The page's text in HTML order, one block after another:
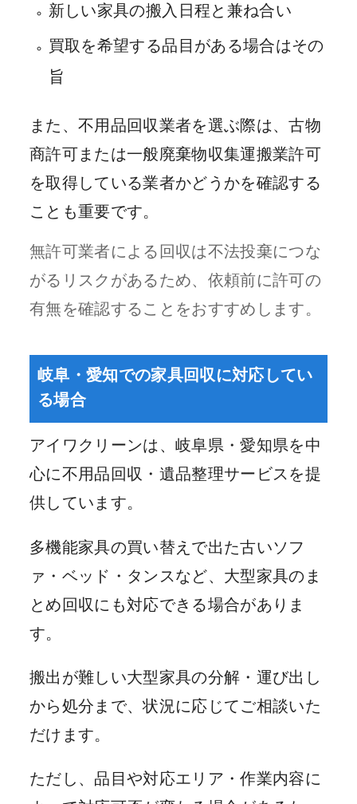
新しい家具の搬入日程と兼ね合い
買取を希望する品目がある場合はその
旨
また、不用品回収業者を選ぶ際は、古物
商許可または一般廃棄物収集運搬業許可
を取得している業者かどうかを確認する
ことも重要です。
無許可業者による回収は不法投棄につな
がるリスクがあるため、依頼前に許可の
有無を確認することをおすすめします。
岐阜・愛知での家具回収に対応してい
る場合
アイワクリーンは、岐阜県・愛知県を中
心に不用品回収・遺品整理サービスを提
供しています。
多機能家具の買い替えで出た古いソフ
ァ・ベッド・タンスなど、大型家具のま
とめ回収にも対応できる場合がありま
す。
搬出が難しい大型家具の分解・運び出し
から処分まで、状況に応じてご相談いた
だけます。
ただし、品目や対応エリア・作業内容に